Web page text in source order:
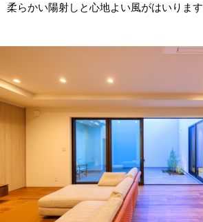
柔らかい陽射しと心地よい風がはいります